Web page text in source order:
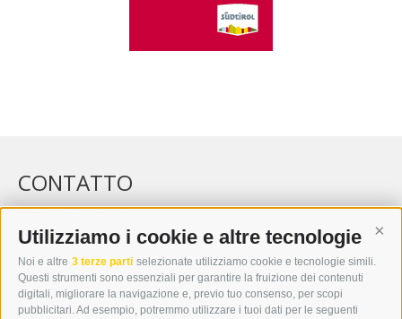
Utilizziamo i cookie e altre tecnologie
Noi e altre 3 terze parti selezionate utilizziamo cookie e tecnologie simili.
Questi strumenti sono essenziali per garantire la fruizione dei contenuti
digitali, migliorare la navigazione e, previo tuo consenso, per scopi
pubblicitari. Ad esempio, potremmo utilizzare i tuoi dati per le seguenti
CONTATTO
WIPP-MEDIA GMBH
DER ERKER
I-39049 VIPITENO
TEL.: +39 0472 766876